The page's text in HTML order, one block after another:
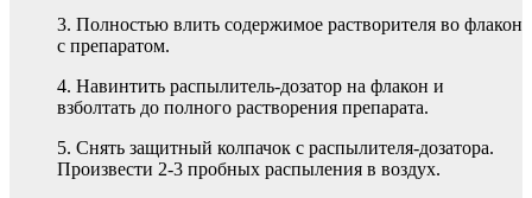
3. Полностью влить содержимое растворителя во флакон
с препаратом.
4. Навинтить распылитель-дозатор на флакон и
взболтать до полного растворения препарата.
5. Снять защитный колпачок с распылителя-дозатора.
Произвести 2-3 пробных распыления в воздух.